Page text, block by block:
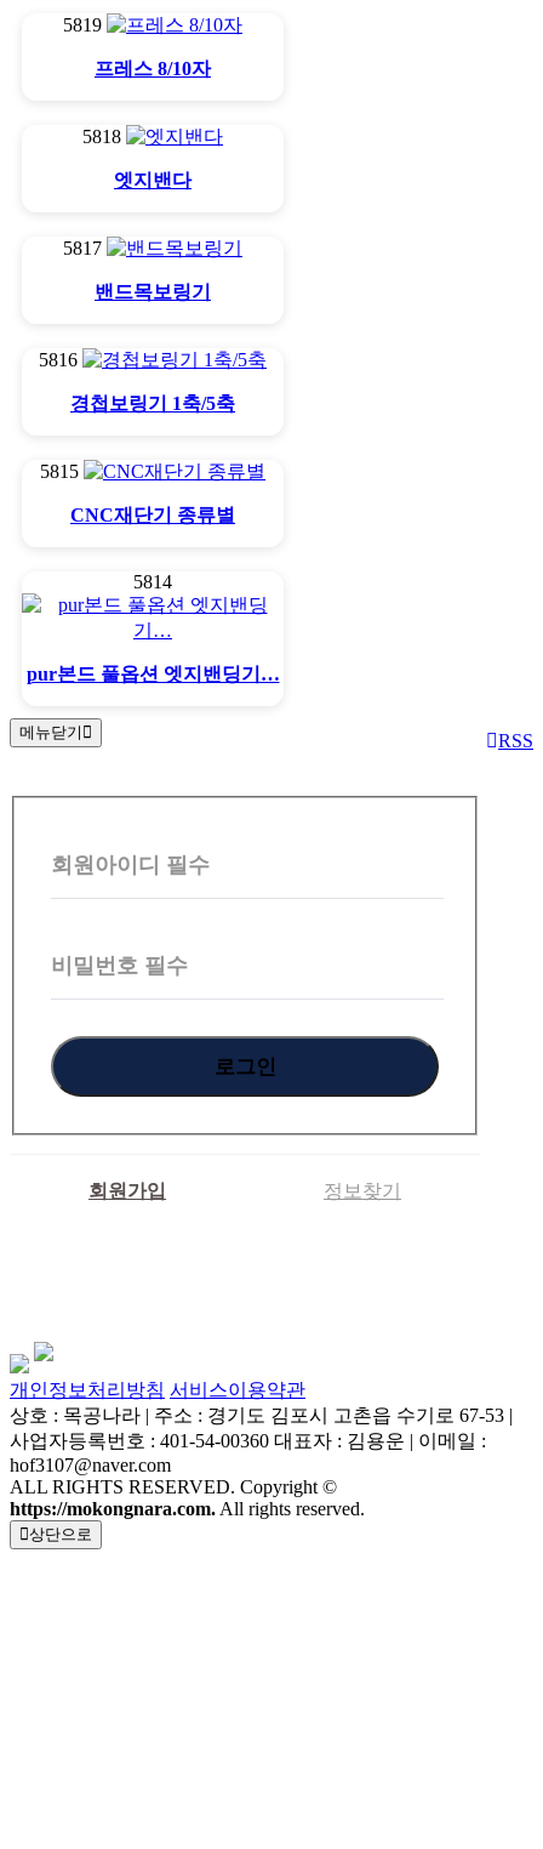
5819
프레스 8/10자
5818
엣지밴다
5817
밴드목보링기
5816
경첩보링기 1축/5축
5815
CNC재단기 종류별
5814
pur본드 풀옵션 엣지밴딩기…
RSS
메뉴닫기
회
회원아이디 필수
비밀번호 필수
회원가입 정보찾기
개인정보처리방침 서비스이용약관
상호 : 목공나라 | 주소 : 경기도 김포시 고촌읍 수기로 67-53 |
사업자등록번호 : 401-54-00360 대표자 : 김용운 | 이메일 :
hof3107@naver.com
ALL RIGHTS RESERVED. Copyright ©
https://mokongnara.com. All rights reserved.
상단으로